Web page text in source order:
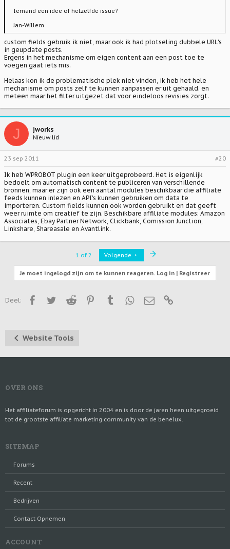
Iemand een idee of hetzelfde issue?
Jan-Willem
custom fields gebruik ik niet, maar ook ik had plotseling dubbele URL's
in geupdate posts.
Ergens in het mechanisme om eigen content aan een post toe te
voegen gaat iets mis.
Helaas kon ik de problematische plek niet vinden, ik heb het hele
mechanisme om posts zelf te kunnen aanpassen er uit gehaald. en
meteen maar het filter uitgezet dat voor eindeloos revisies zorgt.
J jworks
Nieuw lid
23 sep 2011 #20
Ik heb WPROBOT plugin een keer uitgeprobeerd. Het is eigenlijk
bedoelt om automatisch content te publiceren van verschillende
bronnen, maar er zijn ook een aantal modules beschikbaar die affiliate
feeds kunnen inlezen en API's kunnen gebruiken om data te
importeren. Custom fields kunnen ook worden gebruikt en dat geeft
weer ruimte om creatief te zijn. Beschikbare affiliate modules: Amazon
Associates, Ebay Partner Network, Clickbank, Comission Junction,
Linkshare, Shareasale en Avantlink.
1 of 2 Volgende
Je moet ingelogd zijn om te kunnen reageren. Log in | Registreer
Deel: FacebookTwitterReddit PinterestTumblrWhatsApp
E-mail
Website Tools
OVER ONS
Het affiliateforum is opgericht in 2004 en is door de jaren heen uitgegroeid
tot de grootste affiliate marketing community van de benelux.
SITEMAP
Forums
Recent
Bedrijven
Contact Opnemen
ACCOUNT